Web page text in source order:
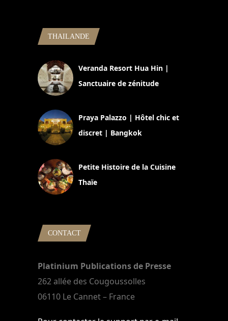
THAILANDE
Veranda Resort Hua Hin |
Sanctuaire de zénitude
Praya Palazzo | Hôtel chic et
discret | Bangkok
Petite Histoire de la Cuisine
Thaïe
CONTACT
Platinium Publications de Presse
262 allée des Cougoussolles
06110 Le Cannet – France